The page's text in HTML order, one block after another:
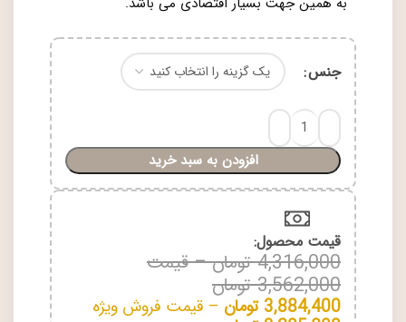
جنس
افزودن به سبد خرید
قیمت محصول:​
4,316,000تومان–قیمت
3,562,000تومان
3,884,400 تومان – قیمت فروش ویژه